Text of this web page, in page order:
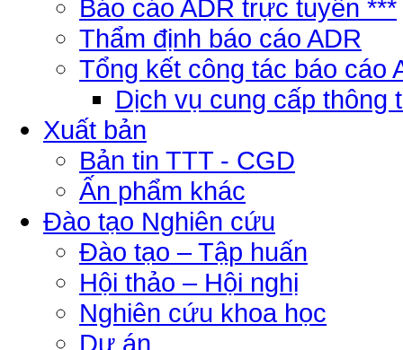
Báo cáo ADR trực tuyến ***
Thẩm định báo cáo ADR
Tổng kết công tác báo cáo
Dịch vụ cung cấp thông
Xuất bản
Bản tin TTT - CGD
Ấn phẩm khác
Đào tạo Nghiên cứu
Đào tạo – Tập huấn
Hội thảo – Hội nghị
Nghiên cứu khoa học
Dự án